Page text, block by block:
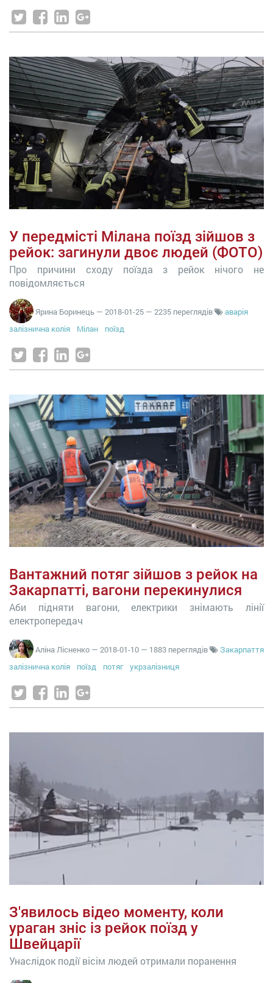
У передмісті Мілана поїзд зійшов з
рейок: загинули двоє людей (ФОТО)
Про причини сходу поїзда з рейок нічого не
повідомляється
Ярина Боринець — 2018-01-25 — 2235 переглядів
аварія
залізнична колія
Мілан поїзд
Вантажний потяг зійшов з рейок на
Закарпатті, вагони перекинулися
Аби підняти вагони, електрики знімають лінії
електропередач
Аліна Лісненко — 2018-01-10 — 1883 переглядів
Закарпаття
залізнична колія
поїзд потяг укрзалізниця
З'явилось відео моменту, коли
ураган зніс із рейок поїзд у
Швейцарії
Унаслідок події вісім людей отримали поранення